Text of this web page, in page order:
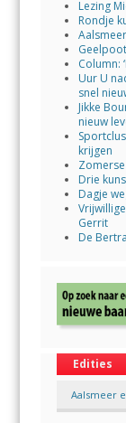
Lezing
Rondje
Column:
Uur U
snel
Jikke
nieuw
krijgen
Drie
Dagje
Gerrit
De
Edities
Aalsmeer